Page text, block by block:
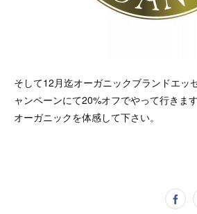
そして12月迄オーガニックブランドエッ
ャンペーンにて20%オフでやって行きま
オーガニックを体感して下さい。